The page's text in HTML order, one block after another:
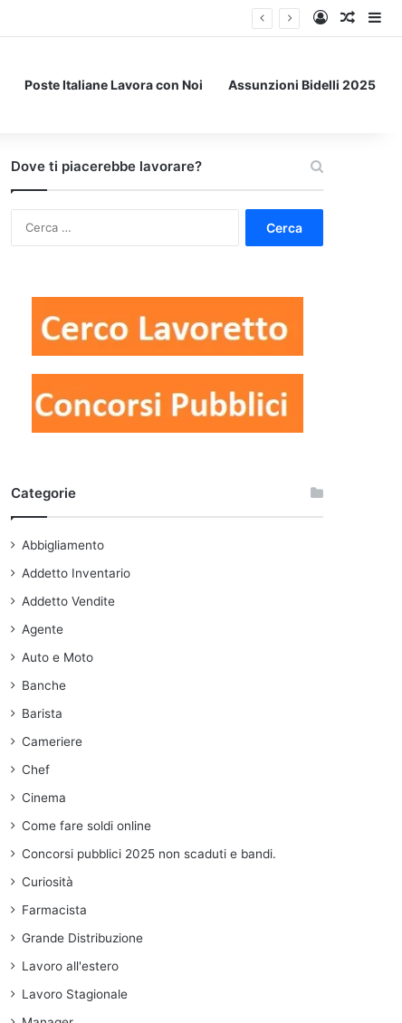
Accedi
Un
Poste Italiane Lavora con Noi Assunzioni Bidelli 2025
Dove ti piacerebbe lavorare?
Categorie
Abbigliamento
Addetto Inventario
Addetto Vendite
Agente
Auto e Moto
Banche
Barista
Cameriere
Chef
Cinema
Come fare soldi online
Concorsi pubblici 2025 non scaduti e bandi.
Curiosità
Farmacista
Grande Distribuzione
Lavoro all'estero
Lavoro Stagionale